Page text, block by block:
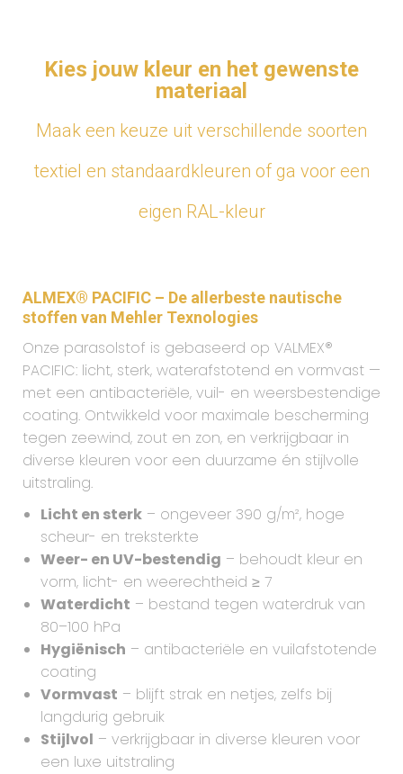
Kies jouw kleur en het gewenste
materiaal
Maak een keuze uit verschillende soorten
textiel en standaardkleuren of ga voor een
eigen RAL-kleur
ALMEX® PACIFIC – De allerbeste nautische
stoffen van Mehler Texnologies
Onze parasolstof is gebaseerd op VALMEX®
PACIFIC: licht, sterk, waterafstotend en vormvast —
met een antibacteriële, vuil- en weersbestendige
coating. Ontwikkeld voor maximale bescherming
tegen zeewind, zout en zon, en verkrijgbaar in
diverse kleuren voor een duurzame én stijlvolle
uitstraling.
Licht en sterk – ongeveer 390 g/m², hoge
scheur- en treksterkte
Weer- en UV-bestendig – behoudt kleur en
vorm, licht- en weerechtheid ≥ 7
Waterdicht – bestand tegen waterdruk van
80–100 hPa
Hygiënisch – antibacteriële en vuilafstotende
coating
Vormvast – blijft strak en netjes, zelfs bij
langdurig gebruik
Stijlvol – verkrijgbaar in diverse kleuren voor
een luxe uitstraling